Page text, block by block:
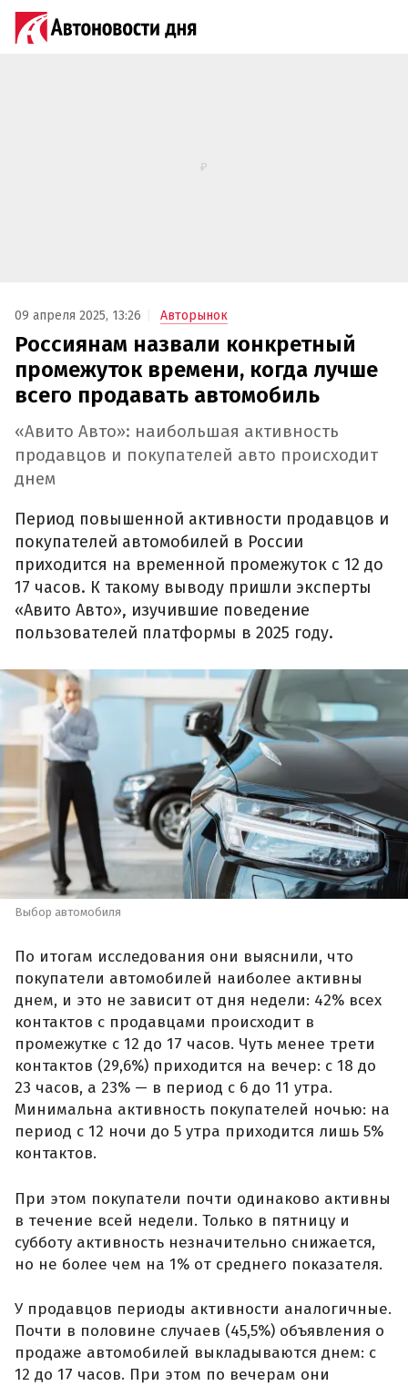
09 апреля 2025, 13:26 Авторынок
Россиянам назвали конкретный
промежуток времени, когда лучше
всего продавать автомобиль
«Авито Авто»: наибольшая активность
продавцов и покупателей авто происходит
днем
Период повышенной активности продавцов и
покупателей автомобилей в России
приходится на временной промежуток с 12 до
17 часов. К такому выводу пришли эксперты
«Авито Авто», изучившие поведение
пользователей платформы в 2025 году.
Выбор автомобиля
По итогам исследования они выяснили, что
покупатели автомобилей наиболее активны
днем, и это не зависит от дня недели: 42% всех
контактов с продавцами происходит в
промежутке с 12 до 17 часов. Чуть менее трети
контактов (29,6%) приходится на вечер: с 18 до
23 часов, а 23% — в период с 6 до 11 утра.
Минимальна активность покупателей ночью: на
период с 12 ночи до 5 утра приходится лишь 5%
контактов.
При этом покупатели почти одинаково активны
в течение всей недели. Только в пятницу и
субботу активность незначительно снижается,
но не более чем на 1% от среднего показателя.
У продавцов периоды активности аналогичные.
Почти в половине случаев (45,5%) объявления о
продаже автомобилей выкладываются днем: с
12 до 17 часов. При этом по вечерам они